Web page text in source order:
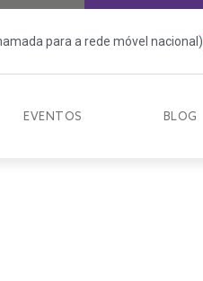
para a rede móvel nacional)
EVENTOS BLOG